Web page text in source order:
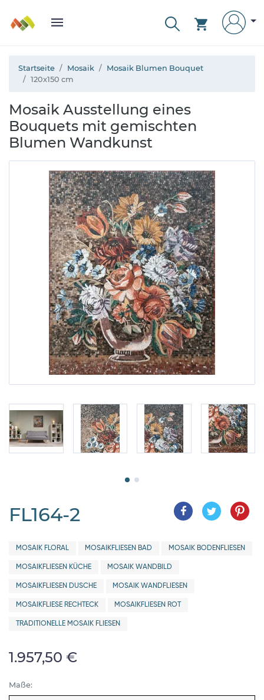
Startseite Mosaik
Mosaik Blumen Bouquet
120x150 cm
Mosaik Ausstellung eines
Bouquets mit gemischten
Blumen Wandkunst
FL164-2
MOSAIK FLORAL MOSAIKFLIESEN BAD MOSAIK BODENFLIESEN
MOSAIKFLIESEN KÜCHE MOSAIK WANDBILD
MOSAIKFLIESEN DUSCHE MOSAIK WANDFLIESEN
MOSAIKFLIESE RECHTECK MOSAIKFLIESEN ROT
TRADITIONELLE MOSAIK FLIESEN
1.957,50 €
Maße: